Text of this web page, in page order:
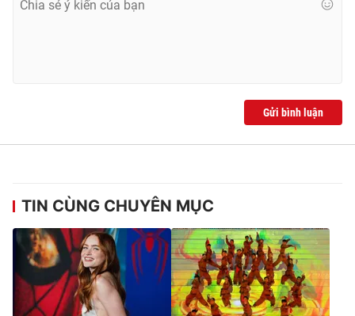
Gửi bình luận
TIN CÙNG CHUYÊN MỤC